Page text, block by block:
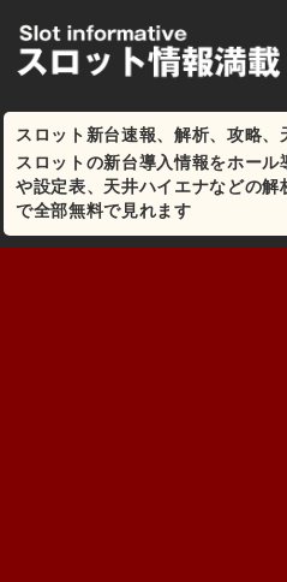
スロット新台速報、解析、攻略、
スロットの新台導入情報をホー
や設定表、天井ハイエナなどの解
で全部無料で見れます